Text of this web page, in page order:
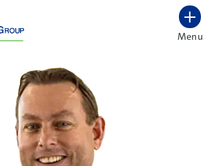
Hoog contrast wisselen
Menu